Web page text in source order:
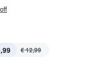
€ 12,99